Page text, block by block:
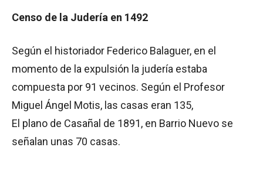
Censo de la Judería en 1492
Según el historiador Federico Balaguer, en el
momento de la expulsión la judería estaba
compuesta por 91 vecinos. Según el Profesor
Miguel Ángel Motis, las casas eran 135,
El plano de Casañal de 1891, en Barrio Nuevo se
señalan unas 70 casas.